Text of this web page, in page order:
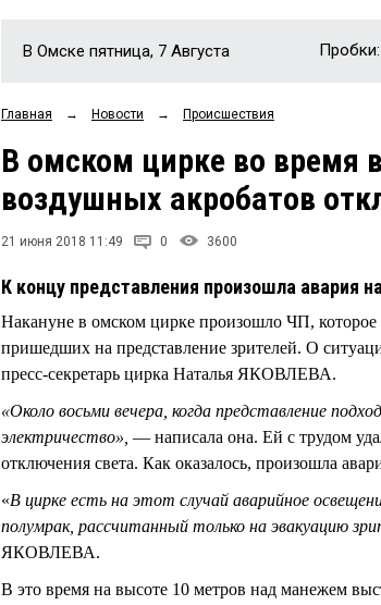
В Омске пятница, 7 Августа Пробки:
Главная → Новости → Происшествия
В омском цирке во время
воздушных акробатов
21 июня 2018 11:49 0 3600
К концу представления произошла авария
Накануне в омском цирке произошло ЧП, которое
пришедших на представление зрителей. О
пресс-секретарь цирка Наталья ЯКОВЛЕВА.
«Около восьми вечера, когда представление
электричество», — написала она. Ей с трудом
отключения света. Как оказалось, произошла
«В цирке есть на этот случай аварийное
полумрак, рассчитанный только на эвакуацию
ЯКОВЛЕВА.
В это время на высоте 10 метров над манежем